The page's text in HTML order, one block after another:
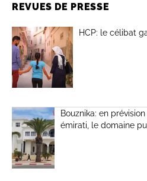
REVUES DE PRESSE
HCP: le célibat
Bouznika: en
émirati, le domaine